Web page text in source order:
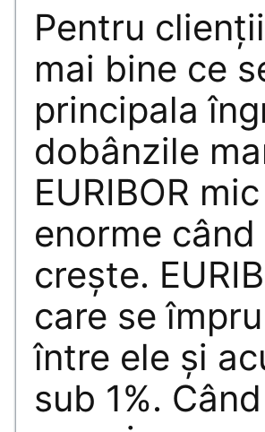
Pentru
mai bine ce
principala
dobânzile
EURIBOR
enorme când
creşte.
care se
între ele şi
sub 1%.